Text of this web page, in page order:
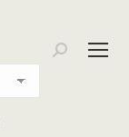
Search: